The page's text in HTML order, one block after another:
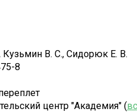
В. С., Сидорюк Е. В.
8
центр "Академия" (